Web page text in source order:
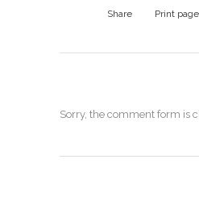
Share Print page
Sorry, the comment form is